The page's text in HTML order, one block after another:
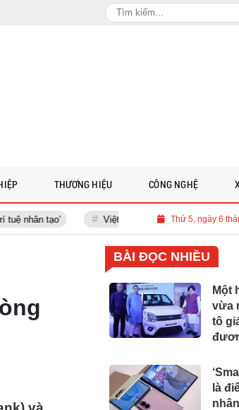
Việt Nam cần 700 tỉ USD cho lộ trình Net Zero
Thứ 5, ngày 6
THƯƠNG HIỆU CÔNG NGHỆ
BÀI ĐỌC NHIỀU
Một
vừa
tô
E100
là